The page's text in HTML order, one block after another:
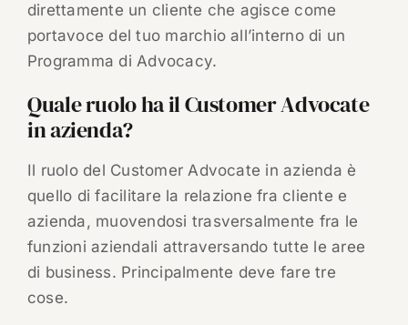
direttamente un cliente che agisce come
portavoce del tuo marchio all’interno di un
Programma di Advocacy.
Quale ruolo ha il Customer Advocate
in azienda?
Il ruolo del Customer Advocate in azienda è
quello di facilitare la relazione fra cliente e
azienda, muovendosi trasversalmente fra le
funzioni aziendali attraversando tutte le aree
di business. Principalmente deve fare tre
cose.